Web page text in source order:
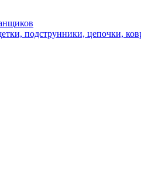
подструнники, цепочки,